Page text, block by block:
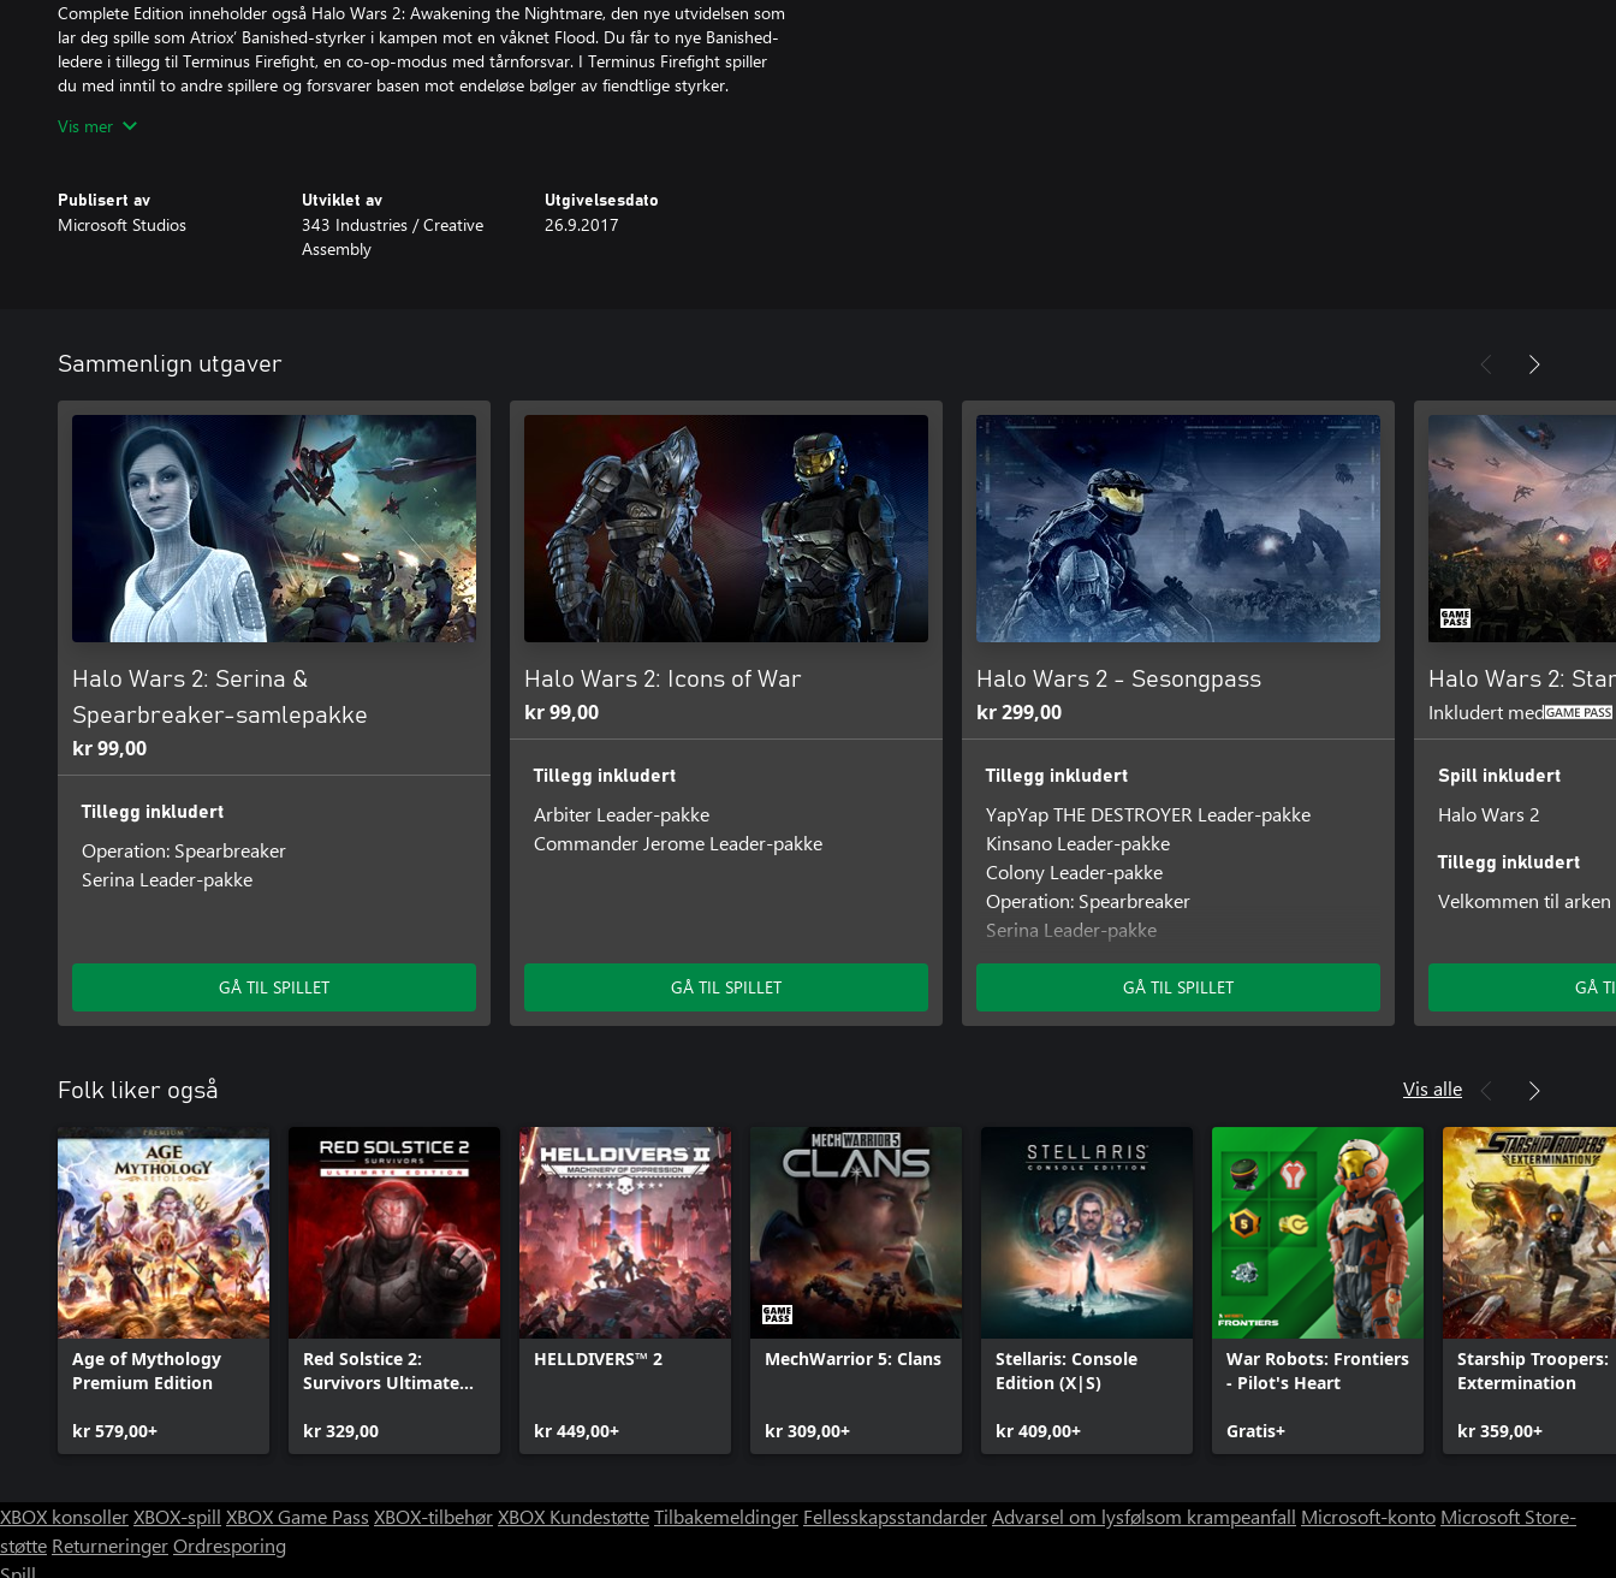
Complete Edition inneholder også Halo Wars 2: Awakening the Nightmare, den nye utvidelsen som
lar deg spille som Atriox’ Banished-styrker i kampen mot en våknet Flood. Du får to nye Banished-
ledere i tillegg til Terminus Firefight, en co-op-modus med tårnforsvar. I Terminus Firefight spiller
du med inntil to andre spillere og forsvarer basen mot endeløse bølger av fiendtlige styrker.
*Online flerspiller på Xbox-konsollen forutsetter Xbox Live Gold-medlemskap (selges separat)
• Halo Wars 2 – 12 historieoppdrag som kan spilles alene eller i co-op på nett, 6 flerspillerledere fra
UNSC og Banished, et stort utvalg tradisjonelle flerspillervarianter, samt Blitz PVP og PVE
• Halo Wars 2: sesongpass – inneholder 7 ekstra flerspillerledere og 2 historieoppdrag
Vis mer
Publisert av
Microsoft Studios
Utviklet av
343 Industries / Creative
Assembly
Utgivelsesdato
26.9.2017
Sammenlign utgaver
Halo Wars 2: Serina &
Spearbreaker-samlepakke
kr 99,00
Tillegg inkludert
Operation: Spearbreaker
Serina Leader-pakke
GÅ TIL SPILLET
Halo Wars 2: Icons of War
kr 99,00
Tillegg inkludert
Arbiter Leader-pakke
Commander Jerome Leader-pakke
GÅ TIL SPILLET
Halo Wars 2 - Sesongpass
kr 299,00
Tillegg inkludert
YapYap THE DESTROYER Leader-pakke
Kinsano Leader-pakke
Colony Leader-pakke
Operation: Spearbreaker
Serina Leader-pakke
Arbiter Leader-pakke
Sergeant Johnson Leader-pakke
Commander Jerome Leader-pakke
GÅ TIL SPILLET
Halo Wars 2:
Inkludert med
Spill inkludert
Halo Wars 2
Tillegg inkludert
Velkommen til arken
GÅ
Folk liker også Vis alle
Age of Mythology
Premium Edition
kr 579,00+
Red Solstice 2:
Survivors Ultimate
kr 329,00
HELLDIVERS™ 2
kr 449,00+
MechWarrior 5: Clans
kr 309,00+
Stellaris: Console
Edition (X|S)
kr 409,00+
War Robots: Frontiers
- Pilot's Heart
Gratis+
Starship Troopers:
Extermination
kr 359,00+
XBOX konsollerXBOX-spill XBOX Game Pass XBOX-tilbehørXBOX KundestøtteTilbakemeldinger FellesskapsstandarderAdvarsel om lysfølsom krampeanfall Microsoft-konto Microsoft Store-
støtte ReturneringerOrdresporing